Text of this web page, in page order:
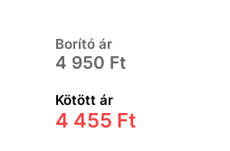
Borító ár
4 950 Ft
Kötött ár
4 455 Ft